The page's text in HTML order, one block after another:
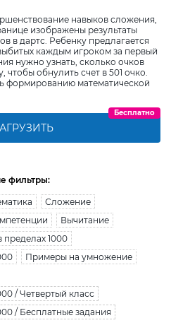
навыков сложения,
изображены результаты
в дартс. Ребенку предлагается
каждым игроком за первый
нужно узнать, сколько очков
обнулить счет в 501 очко.
формированию математической
Бесплатно
фильтры:
Сложение
Вычитание
1000
Примеры на умножение
/ Четвертый класс
/ Бесплатные задания